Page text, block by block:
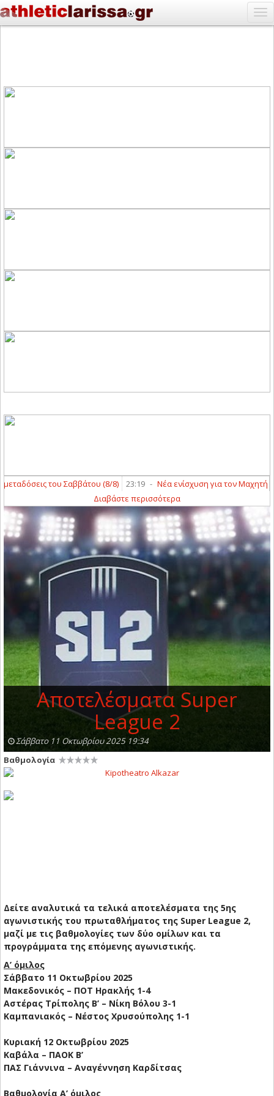
του Σαββάτου (8/8) 23:19 - Νέα ενίσχυση για τον Μαχητή
Διαβάστε περισσότερα
Αποτελέσματα Super
League 2
Σάββατο 11 Οκτωβρίου 2025 19:34
Βαθμολογία
Δείτε αναλυτικά τα τελικά αποτελέσματα της 5ης
αγωνιστικής του πρωταθλήματος της Super League 2,
μαζί με τις βαθμολογίες των δύο ομίλων και τα
προγράμματα της επόμενης αγωνιστικής.
Α’ όμιλος
Σάββατο 11 Οκτωβρίου 2025
Μακεδονικός – ΠΟΤ Ηρακλής 1-4
Αστέρας Τρίπολης Β’ – Νίκη Βόλου 3-1
Καμπανιακός – Νέστος Χρυσούπολης 1-1
Κυριακή 12 Οκτωβρίου 2025
Καβάλα – ΠΑΟΚ Β’
ΠΑΣ Γιάννινα – Αναγέννηση Καρδίτσας
Βαθμολογία Α’ όμιλος